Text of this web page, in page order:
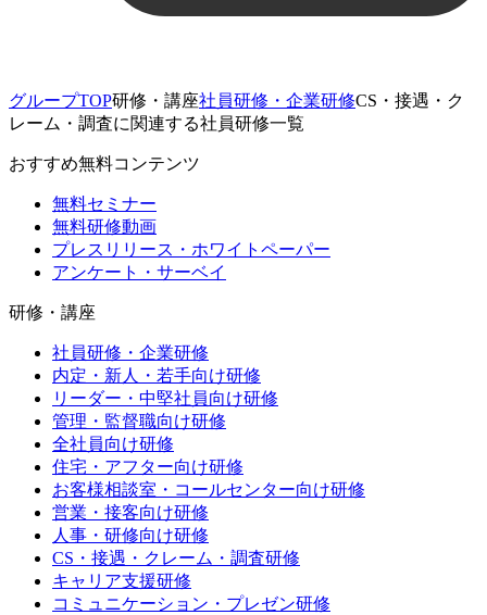
グループTOP研修・講座社員研修・企業研修CS・接遇・ク
レーム・調査に関連する社員研修一覧
おすすめ無料コンテンツ
無料セミナー
無料研修動画
プレスリリース・ホワイトペーパー
アンケート・サーベイ
研修・講座
社員研修・企業研修
内定・新人・若手向け研修
リーダー・中堅社員向け研修
管理・監督職向け研修
全社員向け研修
住宅・アフター向け研修
お客様相談室・コールセンター向け研修
営業・接客向け研修
人事・研修向け研修
CS・接遇・クレーム・調査研修
キャリア支援研修
コミュニケーション・プレゼン研修